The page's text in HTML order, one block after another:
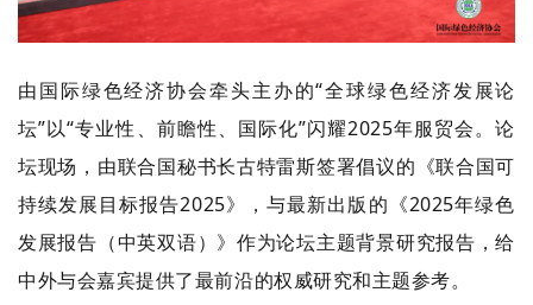
由国际绿色经济协会牵头主办的“全球绿色经济发展论
坛”以“专业性、前瞻性、国际化”闪耀2025年服贸会。论
坛现场，由联合国秘书长古特雷斯签署倡议的《联合国可
持续发展目标报告2025》，与最新出版的《2025年绿色
发展报告（中英双语）》作为论坛主题背景研究报告，给
中外与会嘉宾提供了最前沿的权威研究和主题参考。